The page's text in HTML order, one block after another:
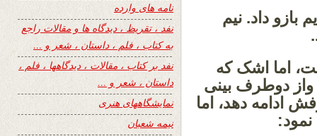
بازو داد. نیم
اما اشک که
دوطرف بینی
ادامه دهد، اما
نامه های وارده
نفد ، تقریظ ، دیدگاه ها و مقالات راجع
به کتاب ، فلم ، داستان ، شعر و …
نفد بر کتاب ، مقالات ، دیدگاهها ، فلم ،
داستان ، شعر و …
نمایشگاههای هنری
نیمه شعبان